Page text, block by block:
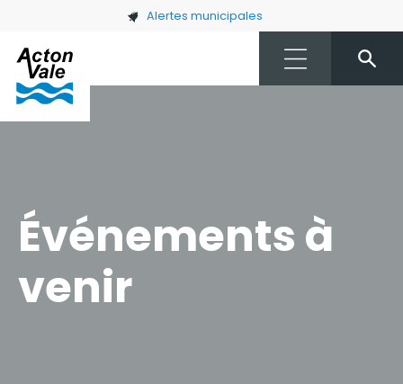
Skip to main content Alertes municipales
Événements à
venir